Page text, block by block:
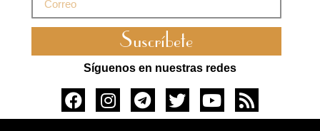
Suscríbete
Síguenos en nuestras redes